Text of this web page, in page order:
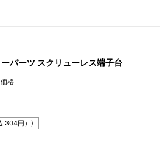
パーツ スクリューレス端子台
格
304円）)